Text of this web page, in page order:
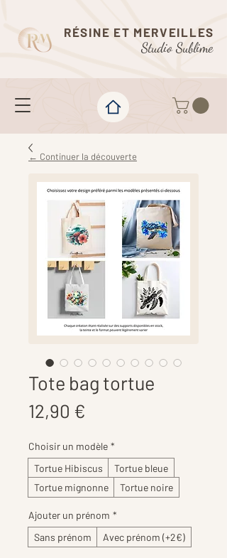
RÉSINE ET MERVEILLES
Studio Sublime
Tote bag tortue
12,90 €
Choisir un modèle *
Tortue Hibiscus
Tortue bleue
Tortue mignonne
Tortue noire
Ajouter un prénom *
Sans prénom
Avec prénom (+2€)
← Continuer la découverte